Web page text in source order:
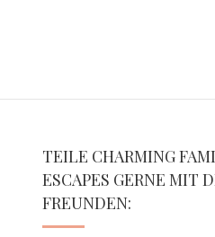
TEILE CHARMING
ESCAPES GERNE MIT
FREUNDEN: